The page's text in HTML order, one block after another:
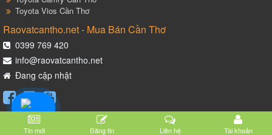
Toyota Vios Cần Thơ
Raovatcantho.net - Mua Bán Cần Thơ
0399 769 420
info@raovatcantho.net
Đang cập nhật
Tin mới Đăng tin Liên hệ Tài khoản